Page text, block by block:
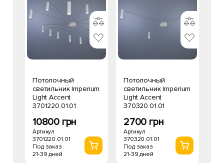
Потолочный
светильник Imperium
Light Accent
3701220.01.01
10800 грн
Артикул
3701220.01.01
Под заказ
21-39 дней
Потолочный
светильник Imperium
Light Accent
370320.01.01
2700 грн
Артикул
370320.01.01
Под заказ
21-39 дней